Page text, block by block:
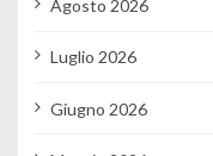
Agosto 2026
Luglio 2026
Giugno 2026